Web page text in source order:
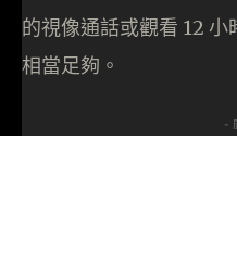
的視像通話或觀看 12
相當足夠。
-